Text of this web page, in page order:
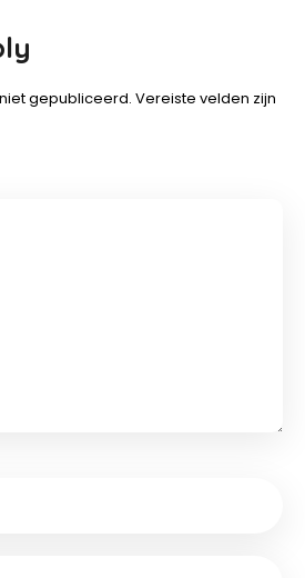
gepubliceerd. Vereiste velden zijn